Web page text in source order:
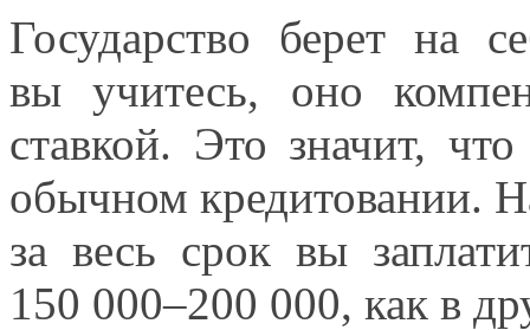
Государство берет на
вы учитесь, оно
ставкой. Это значит,
обычном кредитовании.
за весь сроквы
150 000–200 000, как в